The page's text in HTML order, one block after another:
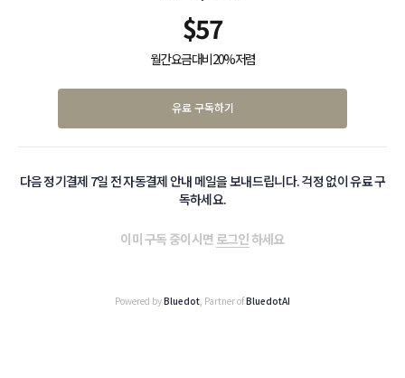
$57
월간 요금 대비 20% 저렴
유료 구독하기
다음 정기결제 7일 전 자동결제 안내 메일을 보내드립니다. 걱정 없이 유료 구
독하세요.
이미 구독 중이시면 로그인하세요
Powered byBluedot , Partner ofBluedotAI